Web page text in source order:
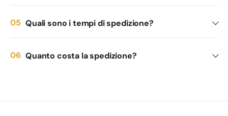
Quali sono i tempi di spedizione?
Quanto costa la spedizione?